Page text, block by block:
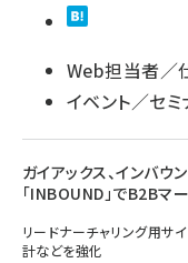
Web担当者／
イベント／セミ
ガイアックス、インバウ
「INBOUND」でB2Bマ
リードナーチャリング用サ
計などを強化